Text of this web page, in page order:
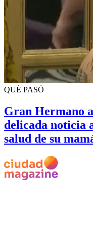
QUÉ PASÓ
Gran Hermano
delicada noticia
salud de su